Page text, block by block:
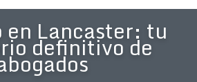
en Lancaster: tu
definitivo de